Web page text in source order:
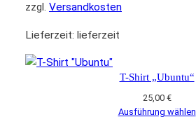
zzgl. Versandkosten
Lieferzeit: lieferzeit
T-Shirt „Ubuntu“
25,00 €
Ausführung wählen